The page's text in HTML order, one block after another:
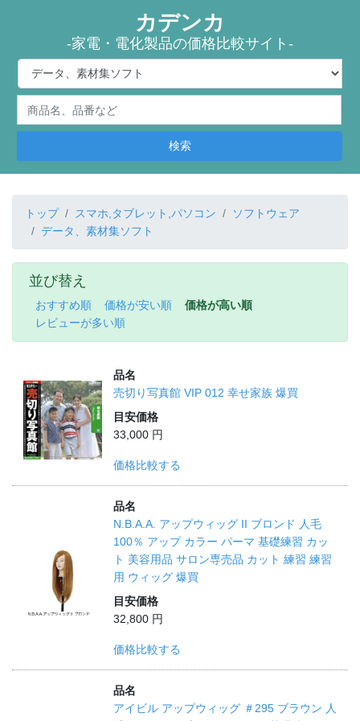
カデンカ
-家電・電化製品の価格比較サイト-
検索
トップ スマホ,タブレット,パソコン
ソフトウェア
データ、素材集ソフト
並び替え
おすすめ順 価格が安い順
価格が高い順
レビューが多い順
品名
売切り写真館 VIP 012 幸せ家族 爆買
目安価格
33,000 円
価格比較する
品名
N.B.A.A. アップウィッグ II ブロンド 人毛
100％ アップ カラー パーマ 基礎練習 カッ
ト 美容用品 サロン専売品 カット 練習 練習
用 ウィッグ 爆買
目安価格
32,800 円
価格比較する
品名
アイビル アップウィッグ ＃295 ブラウン 人